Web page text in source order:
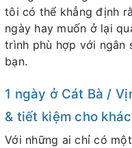
tôi có thể khẳng định
ngày hay muốn ở lại
trình phù hợp với ngân
bạn.
1 ngày ở Cát Bà /
& tiết kiệm cho
Với những ai chỉ có